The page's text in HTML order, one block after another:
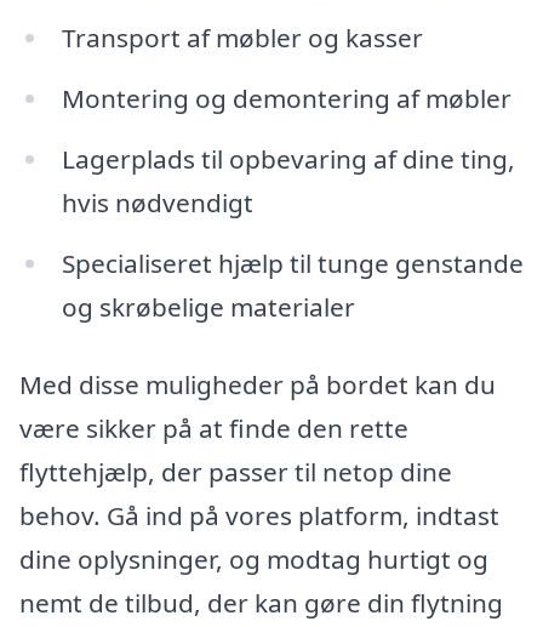
Transport af møbler og kasser
Montering og demontering af møbler
Lagerplads til opbevaring af dine ting,
hvis nødvendigt
Specialiseret hjælp til tunge genstande
og skrøbelige materialer
Med disse muligheder på bordet kan du
være sikker på at finde den rette
flyttehjælp, der passer til netop dine
behov. Gå ind på vores platform, indtast
dine oplysninger, og modtag hurtigt og
nemt de tilbud, der kan gøre din flytning